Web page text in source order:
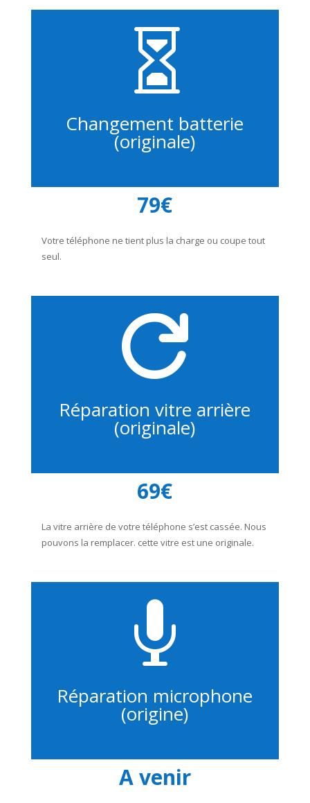

Changement batterie
(originale)
79€
Votre téléphone ne tient plus la charge ou coupe tout
seul.

Réparation vitre arrière
(originale)
69€
La vitre arrière de votre téléphone s’est cassée. Nous
pouvons la remplacer. cette vitre est une originale.

Réparation microphone
(origine)
A venir